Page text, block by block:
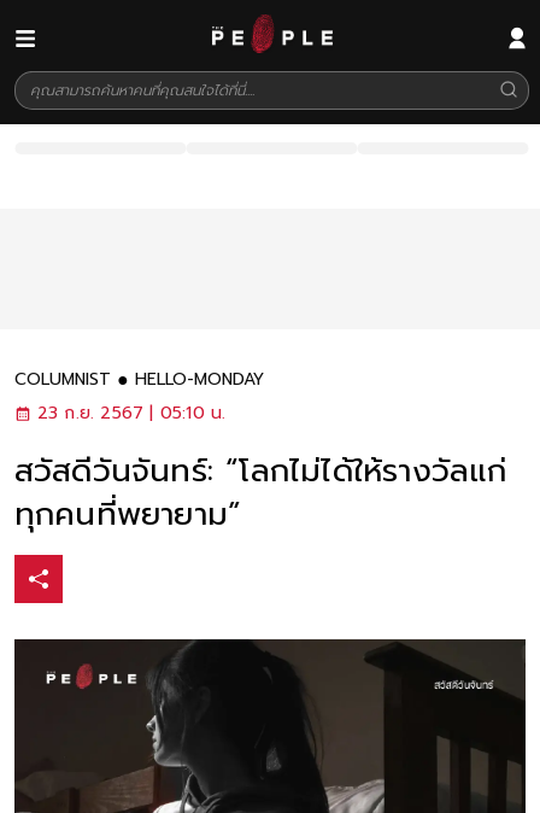
COLUMNIST
HELLO-MONDAY
23 ก.ย. 2567 | 05:10 น.
สวัสดีวันจันทร์: “โลกไม่ได้ให้รางวัลแก่
ทุกคนที่พยายาม”